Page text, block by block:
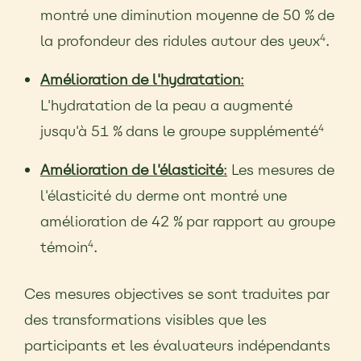
montré une diminution moyenne de 50 % de
la profondeur des ridules autour des yeux4.
Amélioration de l'hydratation:
L'hydratation de la peau a augmenté
jusqu'à 51 % dans le groupe supplémenté4
Amélioration de l'élasticité: Les mesures de
l'élasticité du derme ont montré une
amélioration de 42 % par rapport au groupe
témoin4.
Ces mesures objectives se sont traduites par
des transformations visibles que les
participants et les évaluateurs indépendants